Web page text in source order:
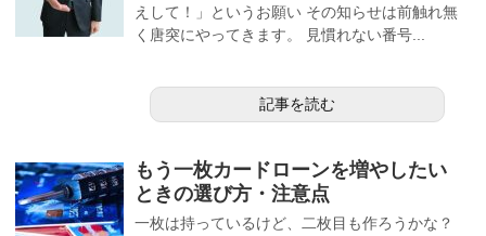
えして！」というお願い その知らせは前触れ無
く唐突にやってきます。 見慣れない番号...
記事を読む
もう一枚カードローンを増やしたい
ときの選び方・注意点
一枚は持っているけど、二枚目も作ろうかな？